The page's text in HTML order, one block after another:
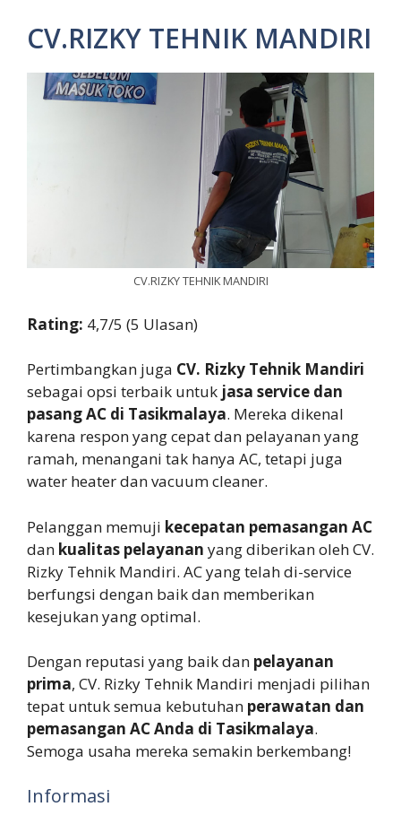
CV.RIZKY TEHNIK MANDIRI
CV.RIZKY TEHNIK MANDIRI
Rating: 4,7/5 (5 Ulasan)
Pertimbangkan juga CV. Rizky Tehnik Mandiri
sebagai opsi terbaik untuk jasa service dan
pasang AC di Tasikmalaya. Mereka dikenal
karena respon yang cepat dan pelayanan yang
ramah, menangani tak hanya AC, tetapi juga
water heater dan vacuum cleaner.
Pelanggan memuji kecepatan pemasangan AC
dan kualitas pelayanan yang diberikan oleh CV.
Rizky Tehnik Mandiri. AC yang telah di-service
berfungsi dengan baik dan memberikan
kesejukan yang optimal.
Dengan reputasi yang baik dan pelayanan
prima, CV. Rizky Tehnik Mandiri menjadi pilihan
tepat untuk semua kebutuhan perawatan dan
pemasangan AC Anda di Tasikmalaya.
Semoga usaha mereka semakin berkembang!
Informasi